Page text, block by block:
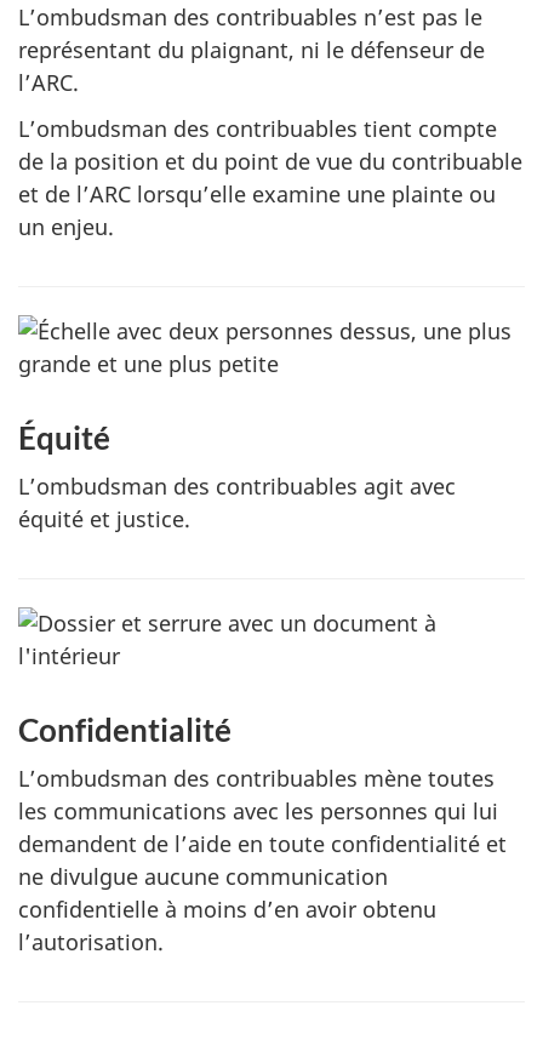
L’ombudsman des contribuables n’est pas le
représentant du plaignant, ni le défenseur de
l’ARC.
L’ombudsman des contribuables tient compte
de la position et du point de vue du contribuable
et de l’ARC lorsqu’elle examine une plainte ou
un enjeu.
Équité
L’ombudsman des contribuables agit avec
équité et justice.
Confidentialité
L’ombudsman des contribuables mène toutes
les communications avec les personnes qui lui
demandent de l’aide en toute confidentialité et
ne divulgue aucune communication
confidentielle à moins d’en avoir obtenu
l’autorisation.